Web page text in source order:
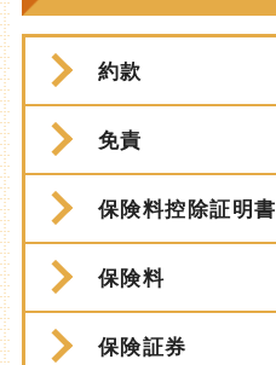
約款
免責
保険料控除証明書
保険料
保険証券